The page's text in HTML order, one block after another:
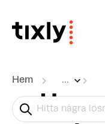
Hem ...
Hur